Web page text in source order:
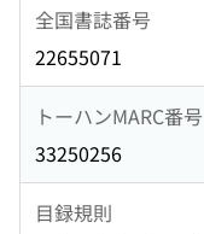
全国書誌番号
22655071
トーハンMARC番号
33250256
目録規則